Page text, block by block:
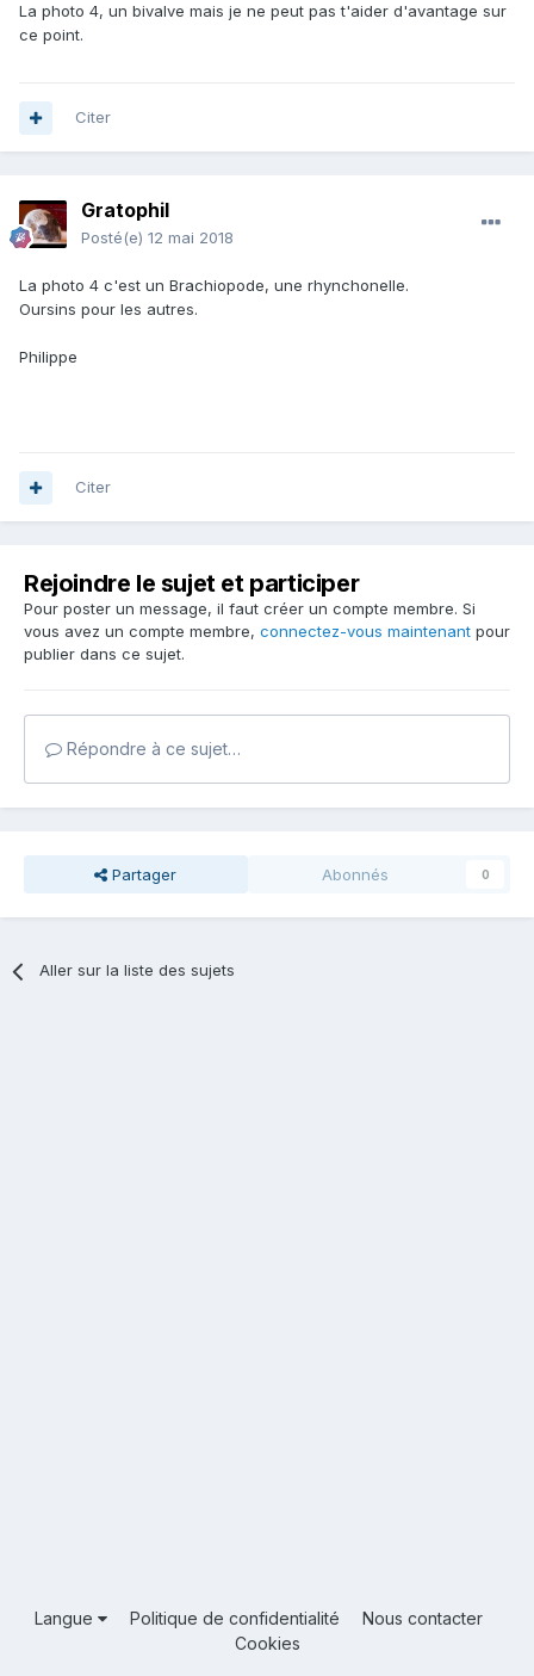
La photo 4, un bivalve mais je ne peut pas t'aider d'avantage sur
ce point.
Citer
Gratophil
Posté(e) 12 mai 2018
La photo 4 c'est un Brachiopode, une rhynchonelle.
Oursins pour les autres.
Philippe
Citer
Rejoindre le sujet et participer
Pour poster un message, il faut créer un compte membre. Si
vous avez un compte membre, connectez-vous maintenant pour
publier dans ce sujet.
Répondre à ce sujet…
Partager Abonnés 0
Aller sur la liste des sujets
Langue Politique de confidentialité
Nous contacter
Cookies